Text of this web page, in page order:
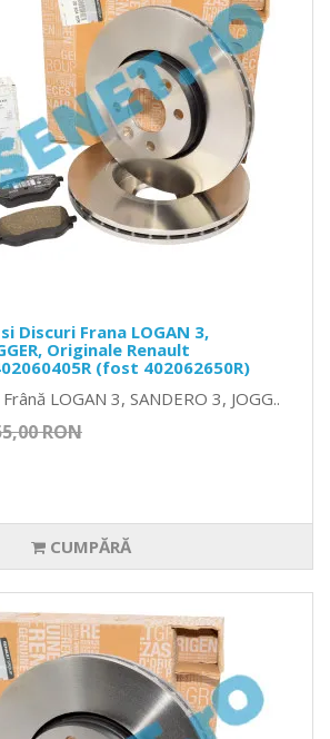
Discuri Frana LOGAN 3,
Originale Renault
(fost 402062650R)
LOGAN 3, SANDERO 3, JOGG..
RON
CUMPĂRĂ